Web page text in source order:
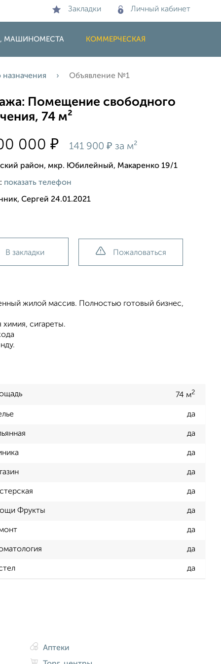
Закладки Личный кабинет
МАШИНОМЕСТА КОММЕРЧЕСКАЯ
Объявление №1
Помещение свободного
74 м²
000₽ 141 900₽ за м²
район, мкр. Юбилейный, Макаренко 19/1
показать телефон
Сергей 24.01.2021
В закладки Пожаловаться
жилой массив. Полностью готовый бизнес,
химия, сигареты.
74 м2
да
да
да
да
да
Фрукты да
да
да
да
Аптеки